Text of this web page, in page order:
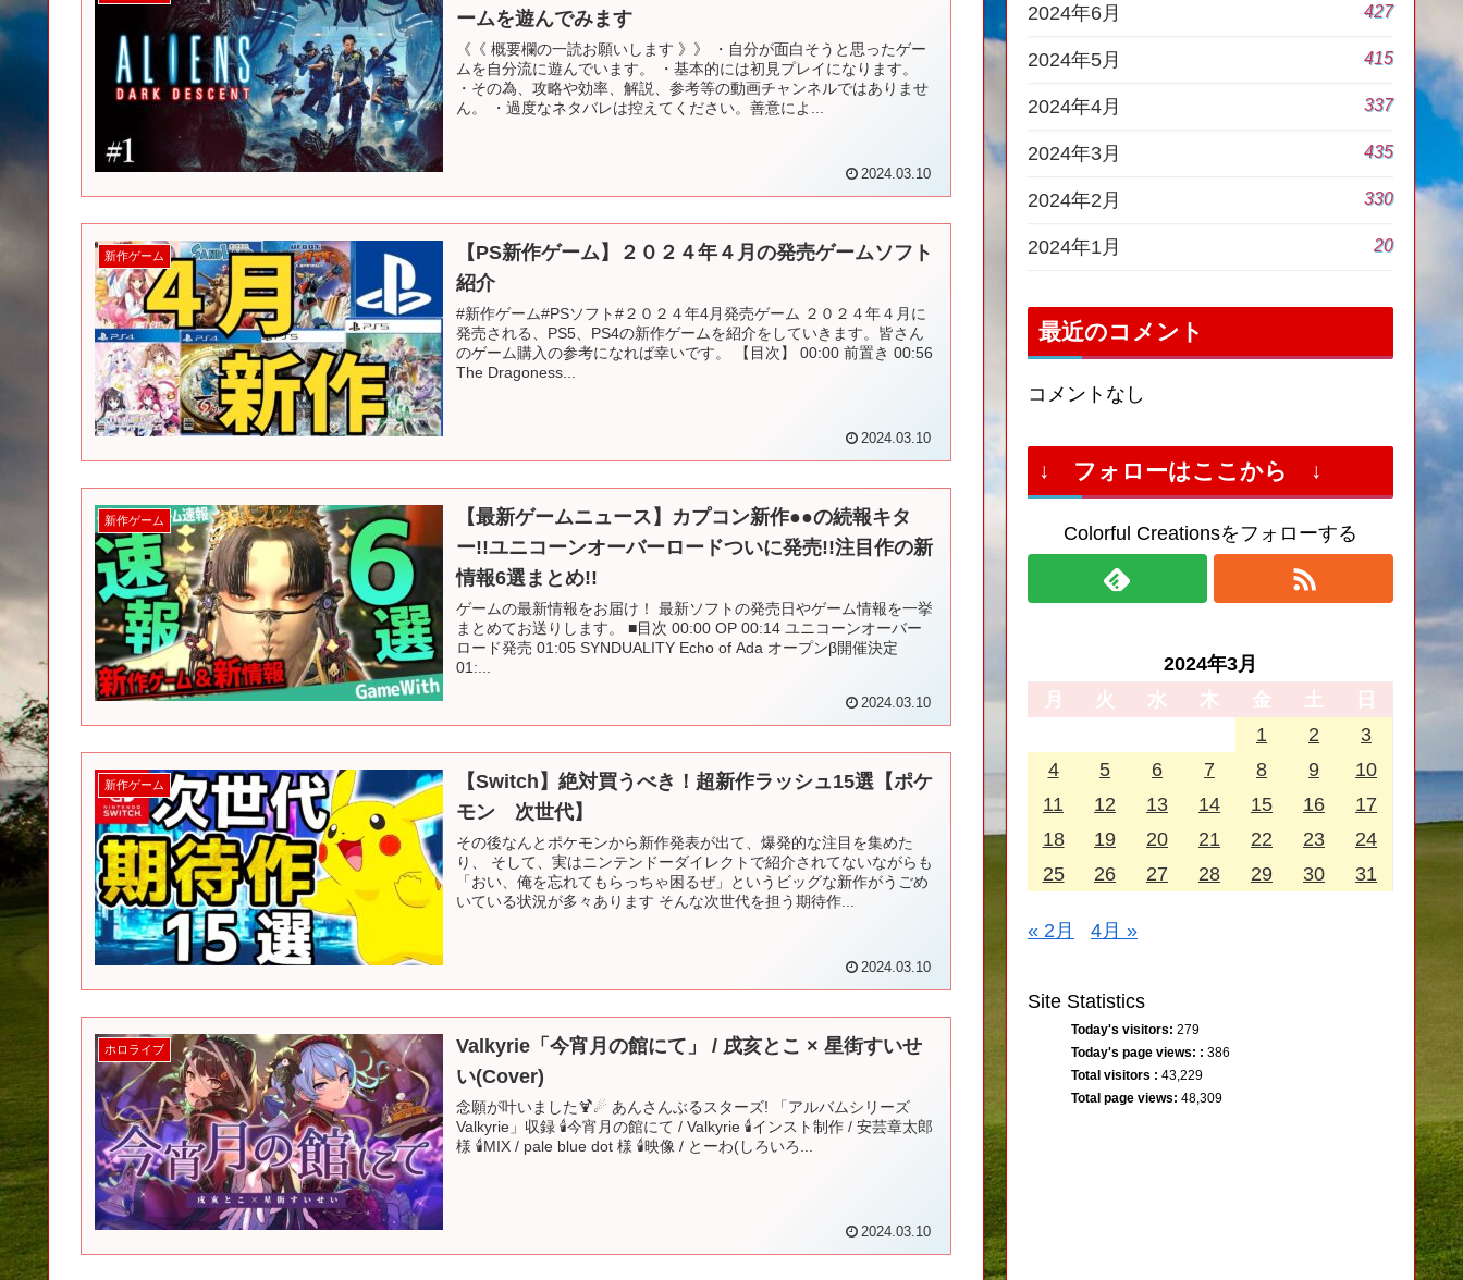
ームを遊んでみます
《《 概要欄の一読お願いします 》》 ・自分が面白そうと思ったゲー
ムを自分流に遊んでいます。 ・基本的には初見プレイになります。
・その為、攻略や効率、解説、参考等の動画チャンネルではありませ
ん。 ・過度なネタバレは控えてください。善意によ...
2024.03.10
新作ゲーム
【PS新作ゲーム】２０２４年４月の発売ゲームソフト
紹介
#新作ゲーム#PSソフト#２０２４年4月発売ゲーム ２０２４年４月に
発売される、PS5、PS4の新作ゲームを紹介をしていきます。皆さん
のゲーム購入の参考になれば幸いです。 【目次】 00:00 前置き 00:56
The Dragoness...
2024.03.10
新作ゲーム
【最新ゲームニュース】カプコン新作●●の続報キタ
ー!!ユニコーンオーバーロードついに発売!!注目作の新
情報6選まとめ!!
ゲームの最新情報をお届け！ 最新ソフトの発売日やゲーム情報を一挙
まとめてお送りします。 ■目次 00:00 OP 00:14 ユニコーンオーバー
ロード発売 01:05 SYNDUALITY Echo of Ada オープンβ開催決定
01:...
2024.03.10
新作ゲーム
【Switch】絶対買うべき！超新作ラッシュ15選【ポケ
モン 次世代】
その後なんとポケモンから新作発表が出て、爆発的な注目を集めた
り、 そして、実はニンテンドーダイレクトで紹介されてないながらも
「おい、俺を忘れてもらっちゃ困るぜ」というビッグな新作がうごめ
いている状況が多々あります そんな次世代を担う期待作...
2024.03.10
ホロライブ
Valkyrie「今宵月の館にて」 / 戌亥とこ × 星街すいせ
い(Cover)
念願が叶いました🍹☄ あんさんぶるスターズ! 「アルバムシリーズ
Valkyrie」収録 🕯今宵月の館にて / Valkyrie 🕯インスト制作 / 安芸章太郎
様 🕯MIX / pale blue dot 様 🕯映像 / とーわ(しろいろ...
2024.03.10
2024年6月 427
2024年5月 415
2024年4月 337
2024年3月 435
2024年2月 330
2024年1月 20
最近のコメント
コメントなし
↓ フォローはここから ↓
Colorful Creationsをフォローする
2024年3月
月
火 水 木 金 土
日
1
2
3
4
5 6 7 8 9
10
11
12 13 14 15 16
17
18
19 20 21 22 23
24
25
26 27 28 29 30 31
« 2月 4月 »
Site Statistics
Today's visitors: 279
Today's page views: : 386
Total visitors : 43,229
Total page views: 48,309